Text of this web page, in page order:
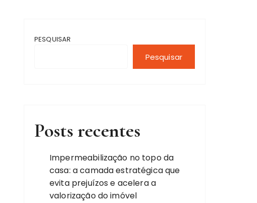
PESQUISAR
Pesquisar
Posts recentes
Impermeabilização no topo da
casa: a camada estratégica que
evita prejuízos e acelera a
valorização do imóvel